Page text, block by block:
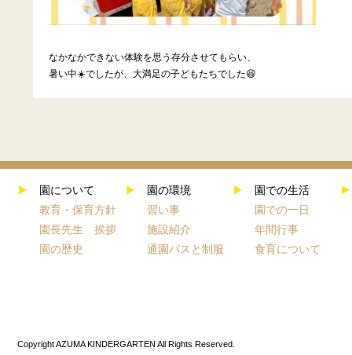
なかなかできない体験を思う存分させてもらい、
暑い中☀️でしたが、大満足の子どもたちでした😆
▶
園について
教育・保育方針
園長先生 挨拶
園の歴史
▶
園の環境
習い事
施設紹介
通園バスと制服
▶
園での生活
園での一日
年間行事
食育について
▶
Copyright AZUMA KINDERGARTEN All Rights Reserved.